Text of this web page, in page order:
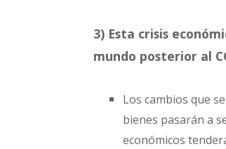
3) Esta crisis
mundo posterior al
Los cambios que
bienes pasarán a
económicos